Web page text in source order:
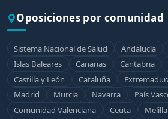
Oposiciones por comunidad
Sistema Nacional de Salud Andalucía
Islas Baleares
Canarias Cantabria
Castilla y León
Cataluña
Madrid
Murcia Navarra
País
Comunidad Valenciana
Ceuta
Melilla